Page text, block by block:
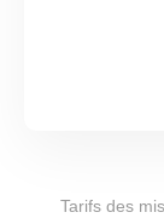
Tarifs des